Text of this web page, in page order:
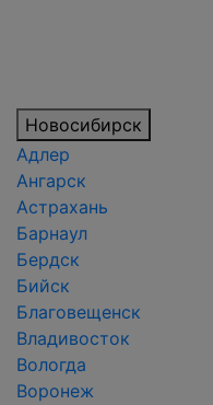
Новосибирск
Адлер
Ангарск
Астрахань
Барнаул
Бердск
Бийск
Благовещенск
Владивосток
Вологда
Воронеж